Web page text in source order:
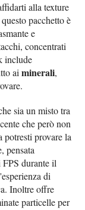
alla texture
pacchetto è
e
concentrati
include
aiminerali,
sia un misto tra
che però non
potresti provare la
pensata
FPS durante il
di
Inoltre offre
particelle per